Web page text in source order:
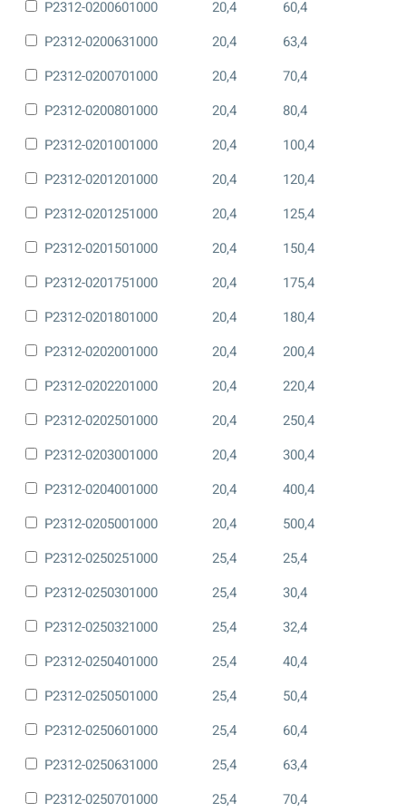
P2312-0200601000 20,4
60,4
P2312-0200631000
20,4
63,4
P2312-0200701000
20,4
70,4
P2312-0200801000
20,4
80,4
P2312-0201001000
20,4
100,4
P2312-0201201000
20,4
120,4
P2312-0201251000
20,4
125,4
P2312-0201501000
20,4
150,4
P2312-0201751000
20,4
175,4
P2312-0201801000
20,4
180,4
P2312-0202001000
20,4
200,4
P2312-0202201000
20,4
220,4
P2312-0202501000
20,4
250,4
P2312-0203001000
20,4
300,4
P2312-0204001000
20,4
400,4
P2312-0205001000
20,4
500,4
P2312-0250251000
25,4
25,4
P2312-0250301000
25,4
30,4
P2312-0250321000
25,4
32,4
P2312-0250401000
25,4
40,4
P2312-0250501000
25,4
50,4
P2312-0250601000
25,4
60,4
P2312-0250631000
25,4
63,4
P2312-0250701000
25,4 70,4